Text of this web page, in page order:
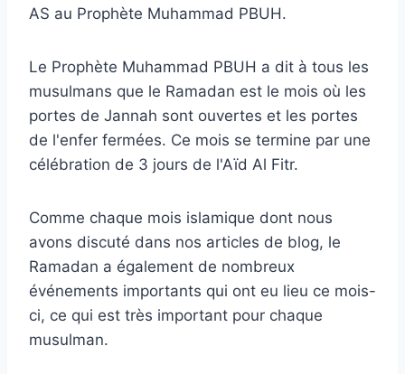
AS au Prophète Muhammad PBUH.
Le Prophète Muhammad PBUH a dit à tous les
musulmans que le Ramadan est le mois où les
portes de Jannah sont ouvertes et les portes
de l'enfer fermées. Ce mois se termine par une
célébration de 3 jours de l'Aïd Al Fitr.
Comme chaque mois islamique dont nous
avons discuté dans nos articles de blog, le
Ramadan a également de nombreux
événements importants qui ont eu lieu ce mois-
ci, ce qui est très important pour chaque
musulman.